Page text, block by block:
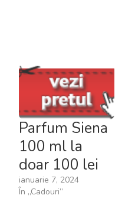
Parfum Siena
100 ml la
doar 100 lei
ianuarie 7, 2024
În „Cadouri”